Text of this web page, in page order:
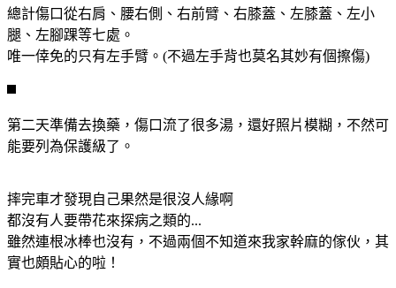
總計傷口從右肩、腰右側、右前臂、右膝蓋、左膝蓋、左小
腿、左腳踝等七處。
唯一倖免的只有左手臂。(不過左手背也莫名其妙有個擦傷)
第二天準備去換藥，傷口流了很多湯，還好照片模糊，不然可
能要列為保護級了。
摔完車才發現自己果然是很沒人緣啊
都沒有人要帶花來探病之類的...
雖然連根冰棒也沒有，不過兩個不知道來我家幹麻的傢伙，其
實也頗貼心的啦！